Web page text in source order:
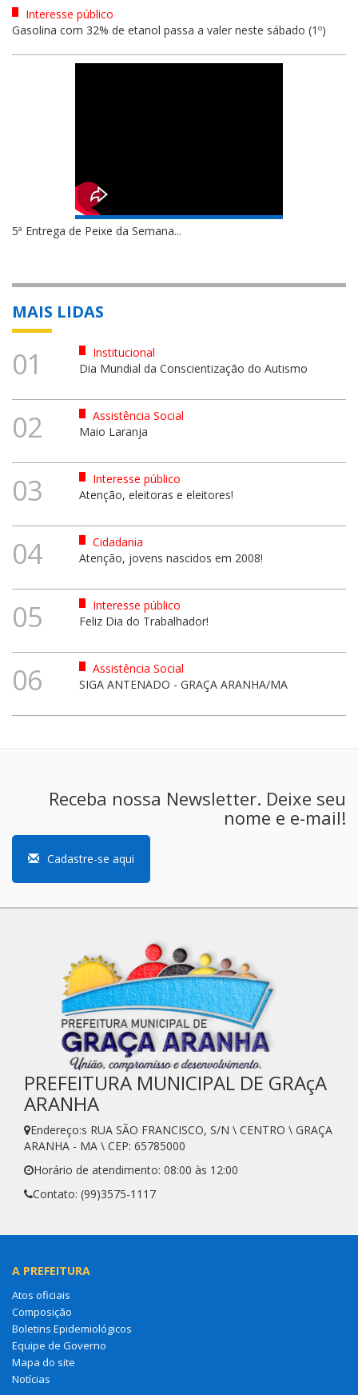
Interesse público
Gasolina com 32% de etanol passa a valer neste sábado (1º)
5ª Entrega de Peixe da Semana...
MAIS LIDAS
01
Institucional
Dia Mundial da Conscientização do Autismo
02
Assistência Social
Maio Laranja
03
Interesse público
Atenção, eleitoras e eleitores!
04
Cidadania
Atenção, jovens nascidos em 2008!
05
Interesse público
Feliz Dia do Trabalhador!
06
Assistência Social
SIGA ANTENADO - GRAÇA ARANHA/MA
Receba nossa Newsletter. Deixe seu
nome e e-mail!
Cadastre-se aqui
PREFEITURA MUNICIPAL DE GRAçA
ARANHA
Endereço:s RUA SÃO FRANCISCO, S/N \ CENTRO \ GRAÇA
ARANHA - MA \ CEP: 65785000
Horário de atendimento: 08:00 às 12:00
Contato: (99)3575-1117
A PREFEITURA
Atos oficiais
Composição
Boletins Epidemiológicos
Equipe de Governo
Mapa do site
Notícias